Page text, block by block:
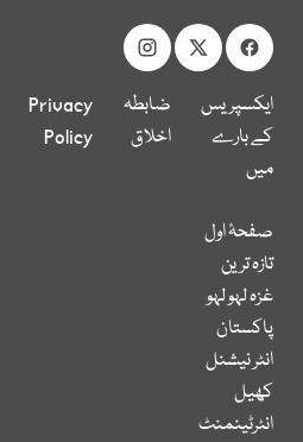
ایکسپریس
کے بارے
میں
ضابطہ
اخلاق
Privacy
Policy
صفحۂ اول
تازہ ترین
غزہ لہو لہو
پاکستان
انٹر نیشنل
کھیل
انٹرٹینمنٹ